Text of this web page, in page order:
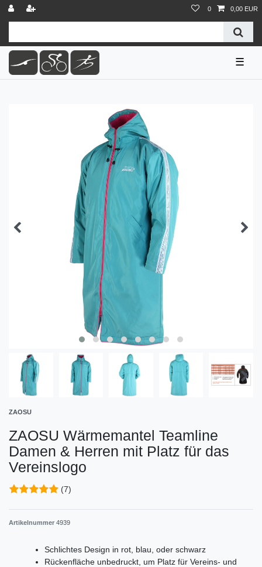
0 0,00 EUR
☰
ZAOSU
ZAOSU Wärmemantel Teamline
Damen & Herren mit Platz für das
Vereinslogo
(7)
Artikelnummer 4939
Schlichtes Design in rot, blau, oder schwarz
Rückenfläche unbedruckt, um Platz für Vereins- und